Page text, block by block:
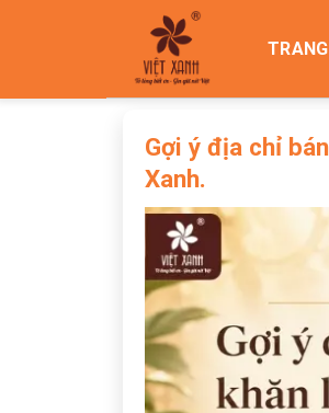
Gợi ý địa chỉ
Xanh.